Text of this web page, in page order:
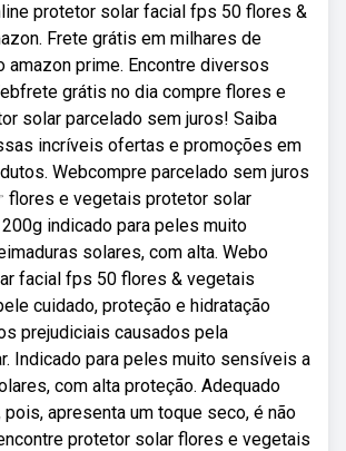
protetor solar facial fps 50 flores &
Frete grátis em milhares de
amazon prime. Encontre diversos
grátis no dia compre flores e
solar parcelado sem juros! Saiba
incríveis ofertas e promoções em
Webcompre parcelado sem juros
flores e vegetais protetor solar
indicado para peles muito
solares, com alta. Webo
facial fps 50 flores & vegetais
cuidado, proteção e hidratação
prejudiciais causados pela
Indicado para peles muito sensíveis a
com alta proteção. Adequado
pois, apresenta um toque seco, é não
protetor solar flores e vegetais